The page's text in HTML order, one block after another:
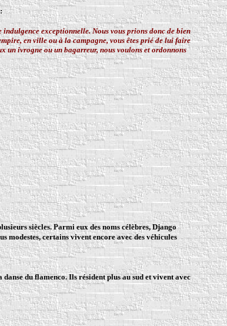
exceptionnelle. Nous vous prions donc de bien
en ville ou à la campagne, vous êtes prié de lui faire
un ivrogne ou un bagarreur, nous voulons et ordonnons
siècles. Parmi eux des noms célèbres,Django
modestes, certains vivent encore avec des véhicules
du flamenco. Ils résident plus au sud et vivent avec